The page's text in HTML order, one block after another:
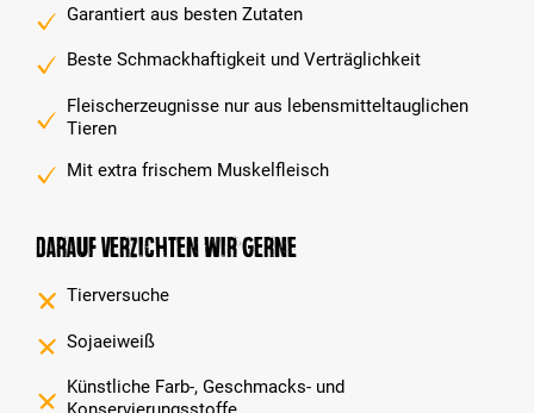
Garantiert aus besten Zutaten
Beste Schmackhaftigkeit und Verträglichkeit
Fleischerzeugnisse nur aus lebensmitteltauglichen
Tieren
Mit extra frischem Muskelfleisch
Darauf verzichten wir gerne
Tierversuche
Sojaeiweiß
Künstliche Farb-, Geschmacks- und